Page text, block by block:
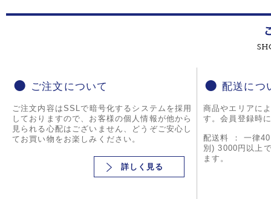
ご注文について
ご注文内容はSSLで暗号化するシステムを採用
しておりますので、お客様の個人情報が他から
見られる心配はございません、どうぞご安心し
てお買い物をお楽しみください。
詳しく見る
配送につ
商品やエリアに
す。会員登録時
配送料 ： 一律
別) 3000円以上
ます。